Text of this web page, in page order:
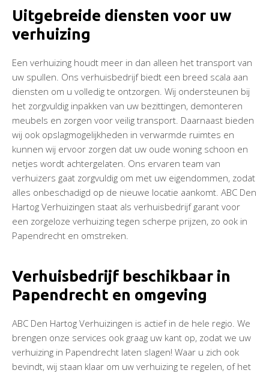
Uitgebreide diensten voor uw
verhuizing
Een verhuizing houdt meer in dan alleen het transport van
uw spullen. Ons verhuisbedrijf biedt een breed scala aan
diensten om u volledig te ontzorgen. Wij ondersteunen bij
het zorgvuldig inpakken van uw bezittingen, demonteren
meubels en zorgen voor veilig transport. Daarnaast bieden
wij ook opslagmogelijkheden in verwarmde ruimtes en
kunnen wij ervoor zorgen dat uw oude woning schoon en
netjes wordt achtergelaten. Ons ervaren team van
verhuizers gaat zorgvuldig om met uw eigendommen, zodat
alles onbeschadigd op de nieuwe locatie aankomt. ABC Den
Hartog Verhuizingen staat als verhuisbedrijf garant voor
een zorgeloze verhuizing tegen scherpe prijzen, zo ook in
Papendrecht en omstreken.
Verhuisbedrijf beschikbaar in
Papendrecht en omgeving
ABC Den Hartog Verhuizingen is actief in de hele regio. We
brengen onze services ook graag uw kant op, zodat we uw
verhuizing in Papendrecht laten slagen! Waar u zich ook
bevindt, wij staan klaar om uw verhuizing te regelen, of het